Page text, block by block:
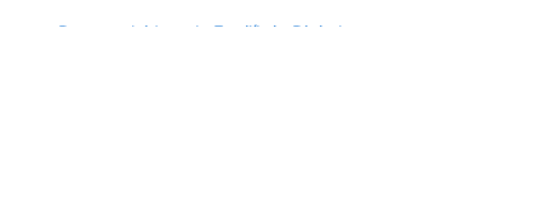
Desenvolvido pela Equilíbrio Digital.